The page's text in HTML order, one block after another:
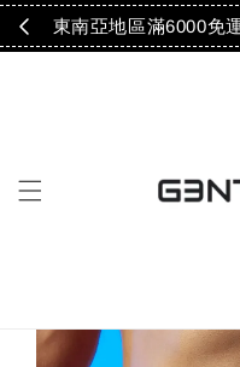
！ 東南亞地區滿6000免